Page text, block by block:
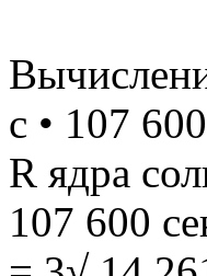
с • 107
R ядра
107 600